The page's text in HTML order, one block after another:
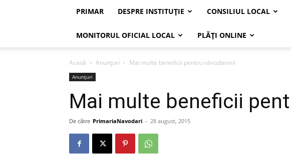
PRIMAR DESPRE INSTITUȚIE CONSILIUL LOCAL
MONITORUL OFICIAL LOCAL PLĂȚI ONLINE
Acasă Anunțuri Mai multe beneficii pentru năvodareni
Anunțuri
Mai multe beneficii
De către PrimariaNavodari - 28 august, 2015